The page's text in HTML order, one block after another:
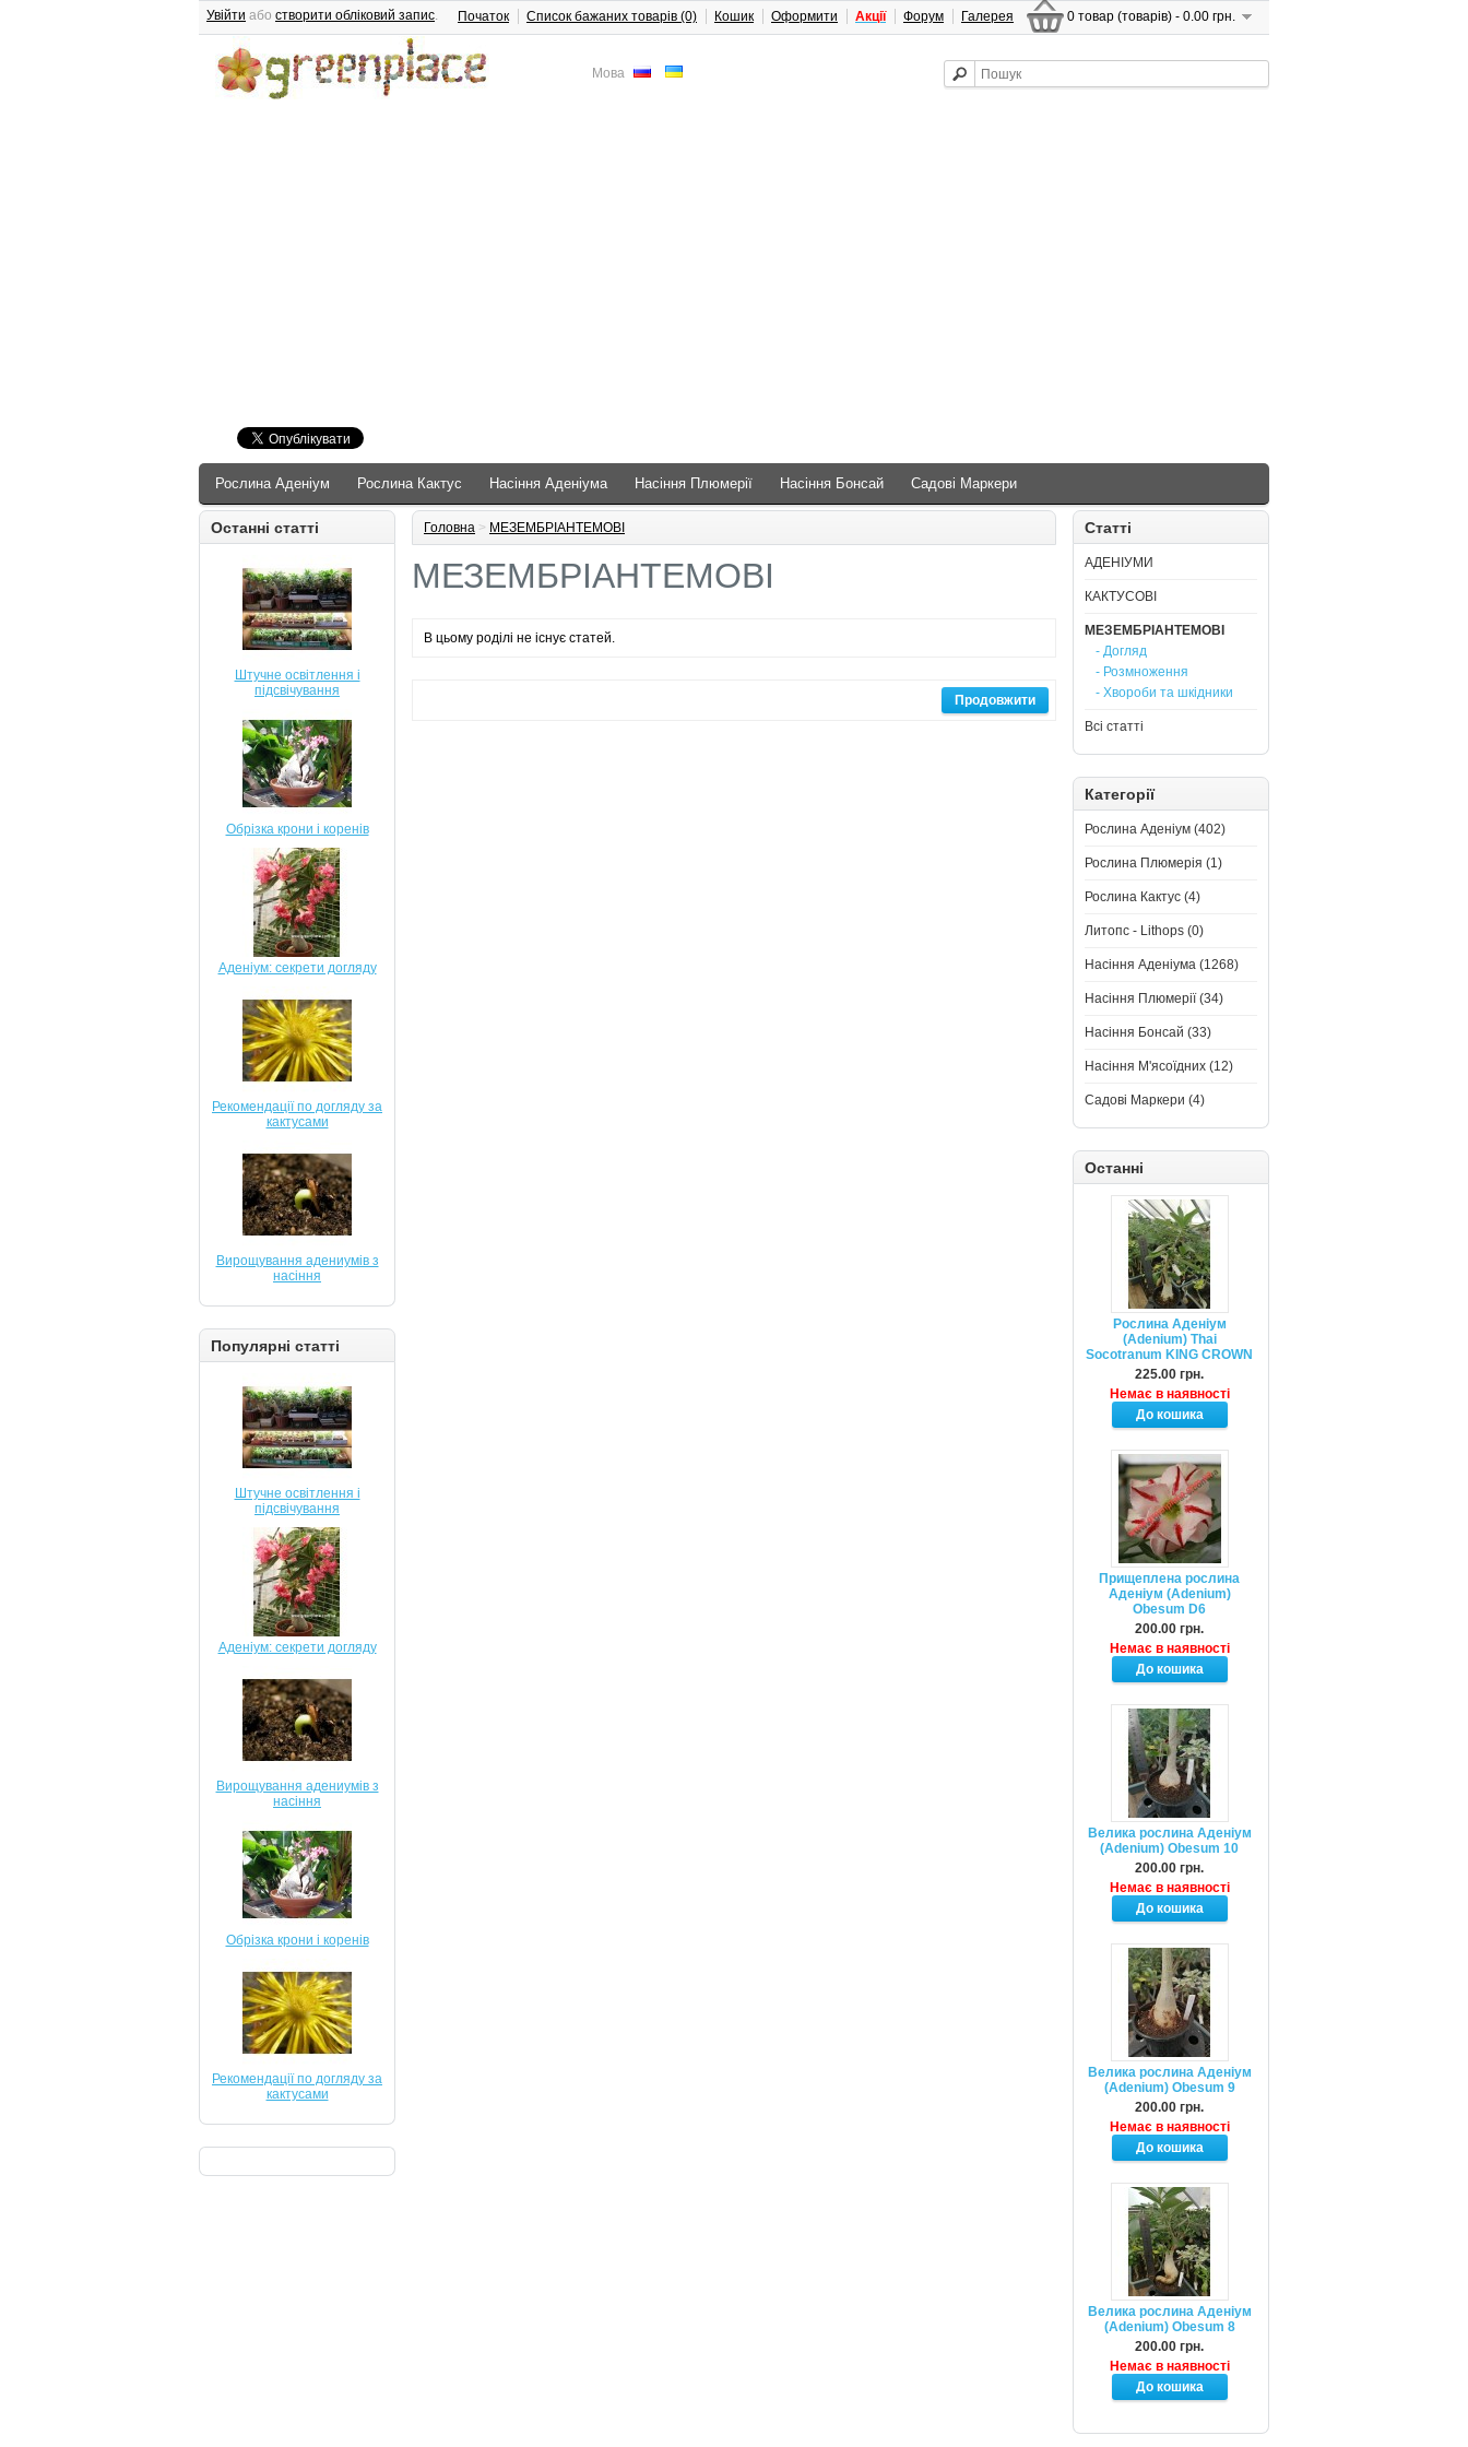
Мова
0 товар (товарів) - 0.00 грн.
Увійти або створити обліковий запис. Початок Список бажаних товарів (0) Кошик Оформити Акції Форум Галерея
Рослина Аденіум Рослина Кактус Насіння Аденіума Насіння Плюмерії Насіння Бонсай Садові Маркери
Останні статті
Штучне освітлення і
підсвічування
Обрізка крони і коренів
Аденіум: секрети догляду
Рекомендації по догляду за
кактусами
Вирощування адениумів з
насіння
Популярні статті
Штучне освітлення і
підсвічування
Аденіум: секрети догляду
Вирощування адениумів з
насіння
Обрізка крони і коренів
Рекомендації по догляду за
кактусами
Статті
АДЕНІУМИ
КАКТУСОВІ
МЕЗЕМБРІАНТЕМОВІ
- Догляд
- Розмноження
- Хвороби та шкідники
Всі статті
Категорії
Рослина Аденіум (402)
Рослина Плюмерія (1)
Рослина Кактус (4)
Литопс - Lithops (0)
Насіння Аденіума (1268)
Насіння Плюмерії (34)
Насіння Бонсай (33)
Насіння М'ясоїдних (12)
Садові Маркери (4)
Останні
Рослина Аденіум
(Adenium) Thai
Socotranum KING CROWN
225.00 грн.
Немає в наявності
Прищеплена рослина
Аденіум (Adenium)
Obesum D6
200.00 грн.
Немає в наявності
Велика рослина Аденіум
(Adenium) Obesum 10
200.00 грн.
Немає в наявності
Велика рослина Аденіум
(Adenium) Obesum 9
200.00 грн.
Немає в наявності
Велика рослина Аденіум
(Adenium) Obesum 8
200.00 грн.
Немає в наявності
Головна > МЕЗЕМБРІАНТЕМОВІ
МЕЗЕМБРІАНТЕМОВІ
В цьому роділі не існує статей.
Продовжити